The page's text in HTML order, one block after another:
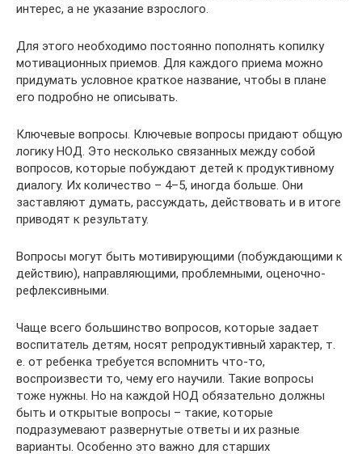
интерес, а не указание взрослого.
Для этого необходимо постоянно пополнять копилку
мотивационных приемов. Для каждого приема можно
придумать условное краткое название, чтобы в плане
его подробно не описывать.
Ключевые вопросы. Ключевые вопросы придают общую
логику НОД. Это несколько связанных между собой
вопросов, которые побуждают детей к продуктивному
диалогу. Их количество – 4–5, иногда больше. Они
заставляют думать, рассуждать, действовать и в итоге
приводят к результату.
Вопросы могут быть мотивирующими (побуждающими к
действию), направляющими, проблемными, оценочно-
рефлексивными.
Чаще всего большинство вопросов, которые задает
воспитатель детям, носят репродуктивный характер, т.
е. от ребенка требуется вспомнить что-то,
воспроизвести то, чему его научили. Такие вопросы
тоже нужны. Но на каждой НОД обязательно должны
быть и открытые вопросы – такие, которые
подразумевают развернутые ответы и их разные
варианты. Особенно это важно для старших